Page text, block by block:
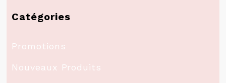
Catégories
Promotions
Nouveaux Produits